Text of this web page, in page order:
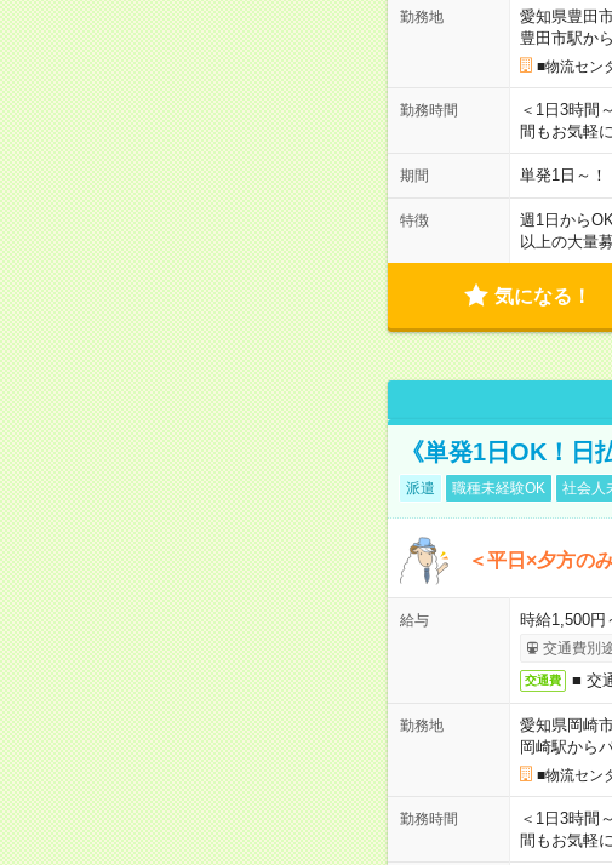
勤務地
愛知県豊田
豊田市駅か
■物流セン
勤務時間
＜1日3時間
間もお気軽
期間 単発1日～
特徴 週1日からOK
以上の大量
気になる！
《単発1日OK！日
派遣 職種未経験OK 社会人
＜平日×夕方の
給与 時給1,500円
交通費別
交通費 ■ 交
勤務地
愛知県岡崎
岡崎駅から
■物流セン
勤務時間
＜1日3時間
間もお気軽